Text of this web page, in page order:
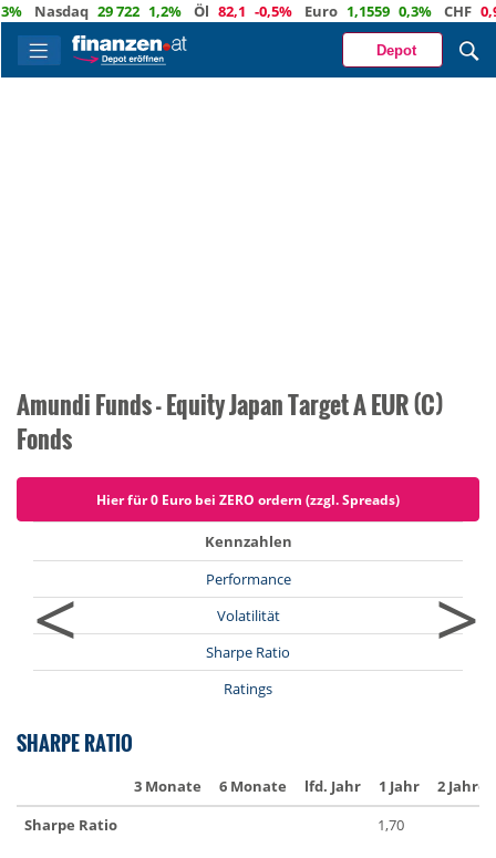
Nasdaq 29 722 1,2% Öl 82,1 -0,5% Euro 1,1559 0,3% CHF
Depot
Amundi Funds - Equity Japan Target A EUR (C)
Fonds
Hier für 0 Euro bei ZERO ordern (zzgl. Spreads)
<
Kennzahlen
Performance
Volatilität
Sharpe Ratio
Ratings
>
SHARPE RATIO
3 Monate 6 Monate lfd. Jahr 1 Jahr
2 Jahre
Sharpe Ratio
1,70